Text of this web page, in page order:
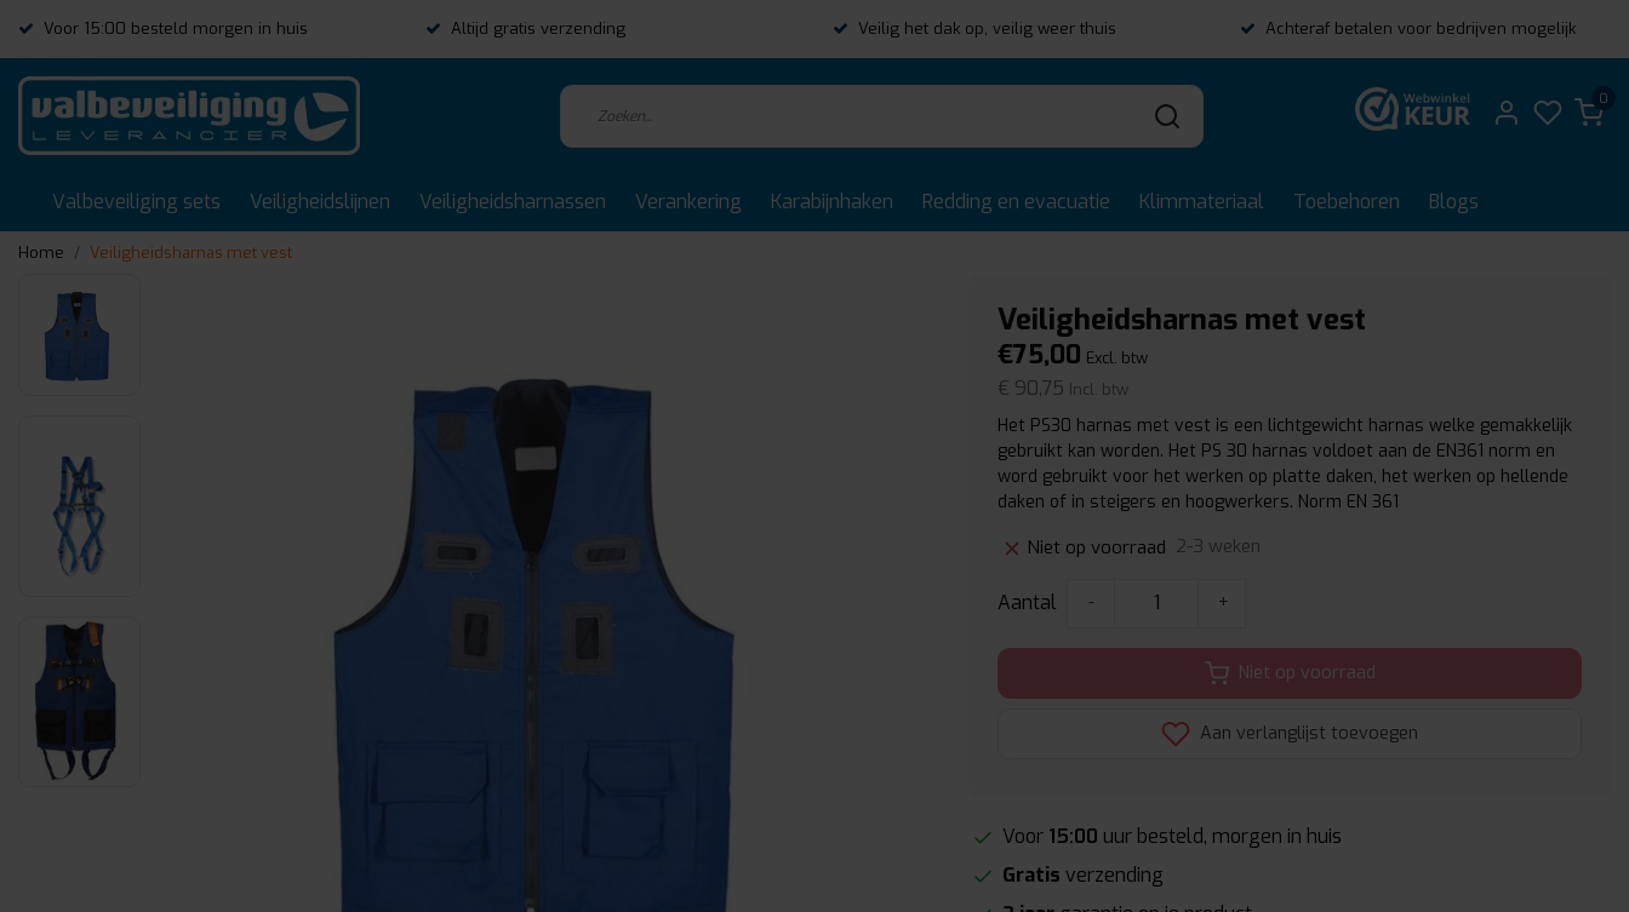
Voor 15:00 besteld morgen in huis Altijd gratis verzending Veilig het dak op, veilig weer thuis Achteraf betalen voor bedrijven mogelijk
0
Valbeveiliging sets Veiligheidslijnen Veiligheidsharnassen Verankering Karabijnhaken Redding en evacuatie Klimmateriaal Toebehoren Blogs
Home Veiligheidsharnas met vest
Veiligheidsharnas met vest
€75,00 Excl. btw
€ 90,75 Incl. btw
Het PS30 harnas met vest is een lichtgewicht harnas welke gemakkelijk
gebruikt kan worden. Het PS 30 harnas voldoet aan de EN361 norm en
word gebruikt voor het werken op platte daken, het werken op hellende
daken of in steigers en hoogwerkers. Norm EN 361
Niet op voorraad 2-3 weken
Aantal - +
Niet op voorraad
Aan verlanglijst toevoegen
Voor 15:00 uur besteld, morgen in huis
Gratis verzending